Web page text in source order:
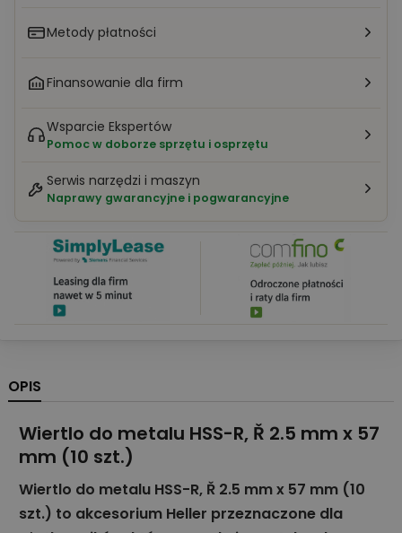
Metody płatności
Finansowanie dla firm
Wsparcie Ekspertów
Pomoc w doborze sprzętu i osprzętu
Serwis narzędzi i maszyn
Naprawy gwarancyjne i pogwarancyjne
OPIS
Wiertlo do metalu HSS-R, Ř 2.5 mm x 57
mm (10 szt.)
Wiertlo do metalu HSS-R, Ř 2.5 mm x 57 mm (10
szt.) to akcesorium Heller przeznaczone dla